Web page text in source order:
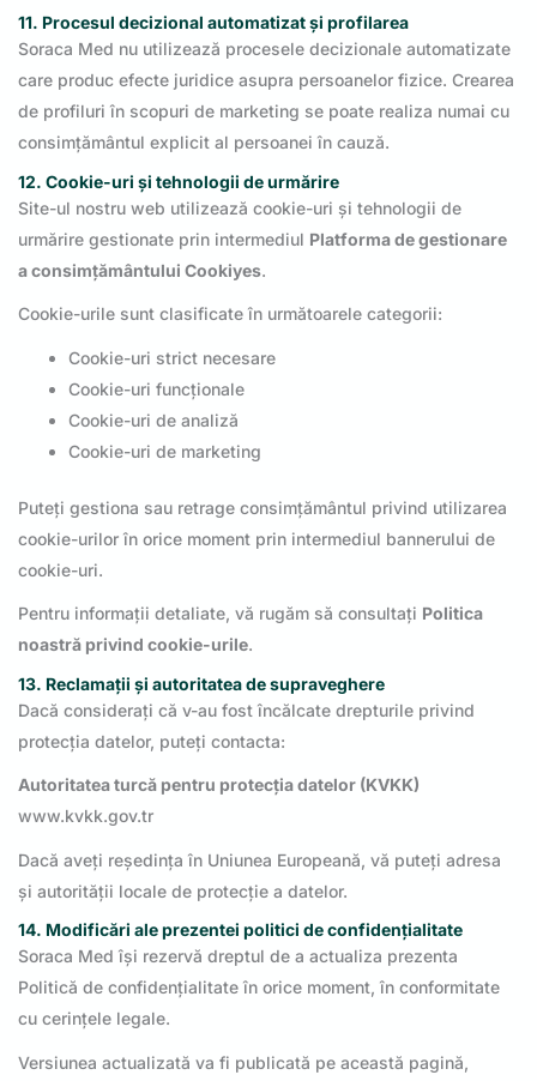
11. Procesul decizional automatizat și profilarea
Soraca Med nu utilizează procesele decizionale automatizate
care produc efecte juridice asupra persoanelor fizice. Crearea
de profiluri în scopuri de marketing se poate realiza numai cu
consimțământul explicit al persoanei în cauză.
12. Cookie-uri și tehnologii de urmărire
Site-ul nostru web utilizează cookie-uri și tehnologii de
urmărire gestionate prin intermediul Platforma de gestionare
a consimțământului Cookiyes.
Cookie-urile sunt clasificate în următoarele categorii:
Cookie-uri strict necesare
Cookie-uri funcționale
Cookie-uri de analiză
Cookie-uri de marketing
Puteți gestiona sau retrage consimțământul privind utilizarea
cookie-urilor în orice moment prin intermediul bannerului de
cookie-uri.
Pentru informații detaliate, vă rugăm să consultați Politica
noastră privind cookie-urile.
13. Reclamații și autoritatea de supraveghere
Dacă considerați că v-au fost încălcate drepturile privind
protecția datelor, puteți contacta:
Autoritatea turcă pentru protecția datelor (KVKK)
www.kvkk.gov.tr
Dacă aveți reședința în Uniunea Europeană, vă puteți adresa
și autorității locale de protecție a datelor.
14. Modificări ale prezentei politici de confidențialitate
Soraca Med își rezervă dreptul de a actualiza prezenta
Politică de confidențialitate în orice moment, în conformitate
cu cerințele legale.
Versiunea actualizată va fi publicată pe această pagină,